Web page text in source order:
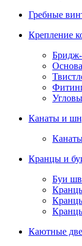
Гребные
Крепление
Канаты и
Кранцы и
Буи
Каютные